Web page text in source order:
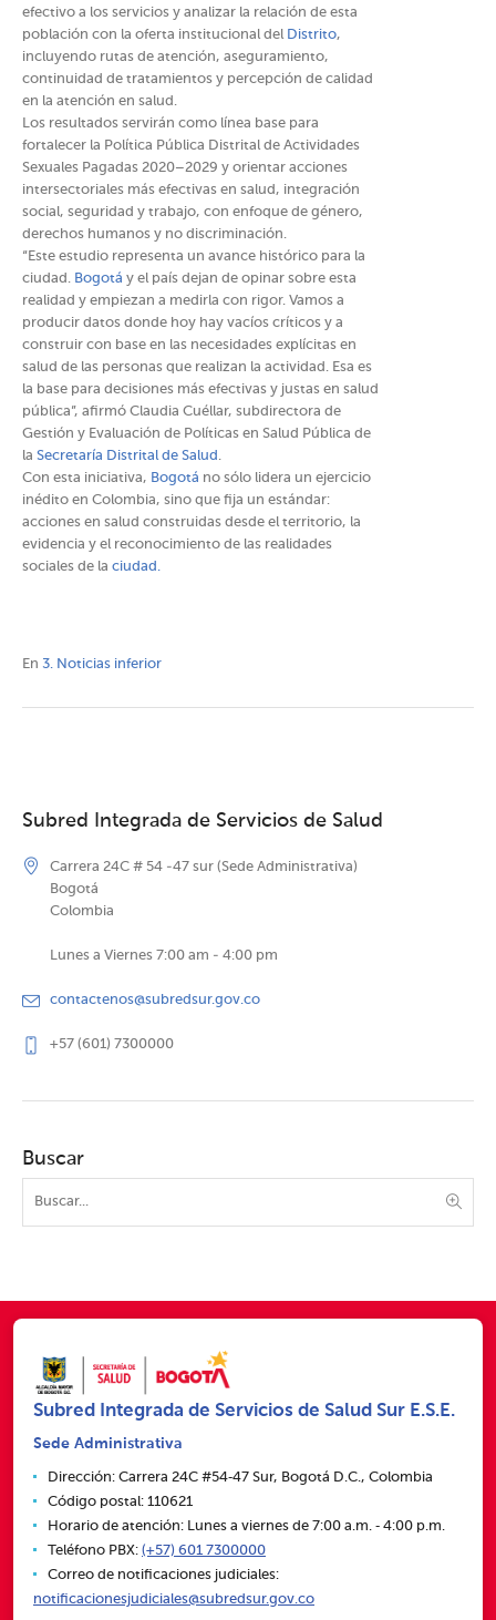
efectivo a los servicios y analizar la relación de esta
población con la oferta institucional del Distrito,
incluyendo rutas de atención, aseguramiento,
continuidad de tratamientos y percepción de calidad
en la atención en salud.
Los resultados servirán como línea base para
fortalecer la Política Pública Distrital de Actividades
Sexuales Pagadas 2020–2029 y orientar acciones
intersectoriales más efectivas en salud, integración
social, seguridad y trabajo, con enfoque de género,
derechos humanos y no discriminación.
“Este estudio representa un avance histórico para la
ciudad. Bogotá y el país dejan de opinar sobre esta
realidad y empiezan a medirla con rigor. Vamos a
producir datos donde hoy hay vacíos críticos y a
construir con base en las necesidades explícitas en
salud de las personas que realizan la actividad. Esa es
la base para decisiones más efectivas y justas en salud
pública”, afirmó Claudia Cuéllar, subdirectora de
Gestión y Evaluación de Políticas en Salud Pública de
la Secretaría Distrital de Salud .
Con esta iniciativa, Bogotá no sólo lidera un ejercicio
inédito en Colombia, sino que fija un estándar:
acciones en salud construidas desde el territorio, la
evidencia y el reconocimiento de las realidades
sociales de la ciudad.
En 3. Noticias inferior
Subred Integrada de Servicios de Salud
Carrera 24C # 54 -47 sur (Sede Administrativa)
Bogotá
Colombia
Lunes a Viernes 7:00 am - 4:00 pm
contactenos@subredsur.gov.co
+57 (601) 7300000
Buscar
Subred Integrada de Servicios de Salud Sur E.S.E.
Sede Administrativa
Dirección: Carrera 24C #54‑47 Sur, Bogotá D.C., Colombia
Código postal: 110621
Horario de atención: Lunes a viernes de 7:00 a.m. ‑ 4:00 p.m.
Teléfono PBX: (+57) 601 7300000
Correo de notificaciones judiciales:
notificacionesjudiciales@subredsur.gov.co